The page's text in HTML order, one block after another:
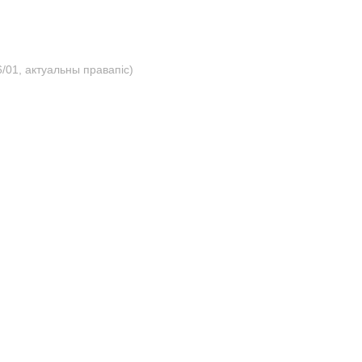
актуальны правапіс)